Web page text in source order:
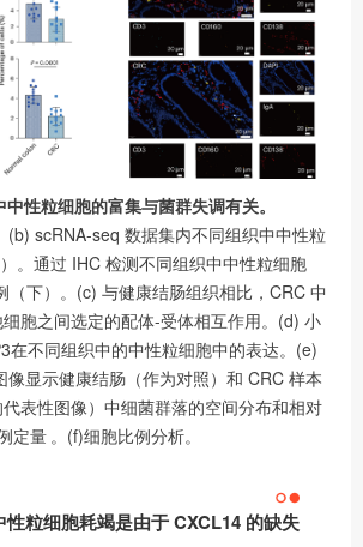
性粒细胞的富集与菌群失调有关。
(b) scRNA-seq 数据集内不同组织中中性粒
。通过 IHC 检测不同组织中中性粒细胞
（下）。(c) 与健康结肠组织相比，CRC 中
胞之间选定的配体-受体相互作用。(d) 小
在不同组织中的中性粒细胞中的表达。(e)
像显示健康结肠（作为对照）和 CRC 样本
代表性图像）中细菌群落的空间分布和相对
定量 。(f)细胞比例分析。
性粒细胞耗竭是由于 CXCL14 的缺失